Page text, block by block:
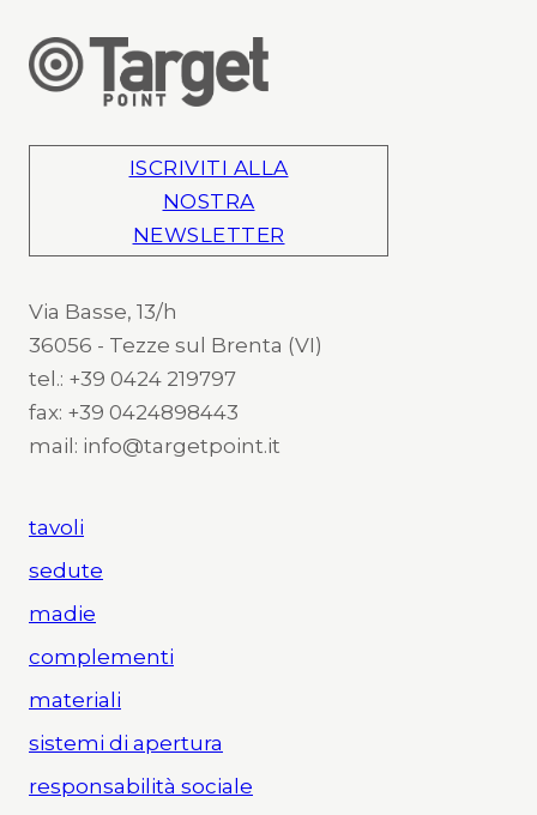
ISCRIVITI ALLA
NOSTRA
NEWSLETTER
Via Basse, 13/h
36056 - Tezze sul Brenta (VI)
tel.: +39 0424 219797
fax: +39 0424898443
mail: info@targetpoint.it
tavoli
sedute
madie
complementi
materiali
sistemi di apertura
responsabilità sociale